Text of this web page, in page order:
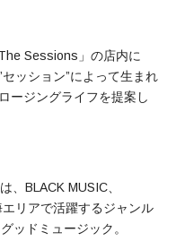
Sessions」の店内に
ッション”によって生まれ
ージングライフを提案し
、BLACK MUSIC、
リアで活躍するジャンル
ッドミュージック。